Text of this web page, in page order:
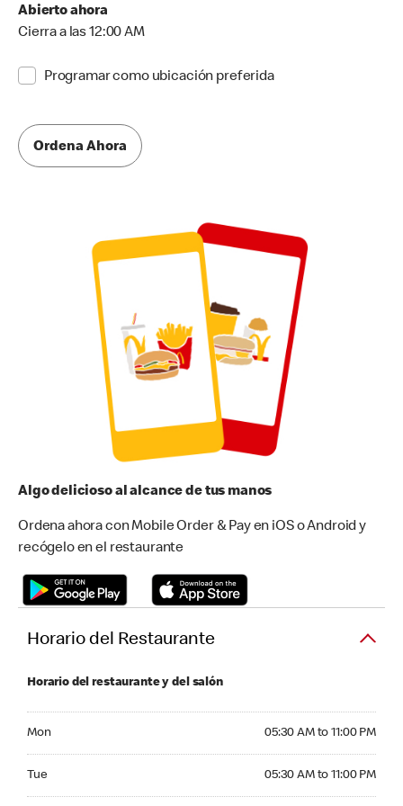
Abierto ahora
Cierra a las 12:00 AM
Programar como ubicación preferida
Ordena Ahora
Algo delicioso al alcance de tus manos
Ordena ahora con Mobile Order & Pay en iOS o Android y
recógelo en el restaurante
Horario del Restaurante
Horario del restaurante y del salón
Mon 05:30 AM to 11:00 PM
Tue 05:30 AM to 11:00 PM